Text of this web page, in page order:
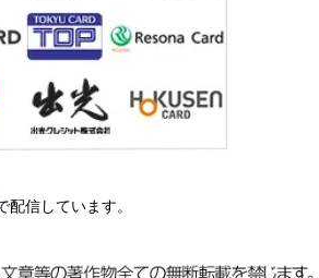
配信しています。